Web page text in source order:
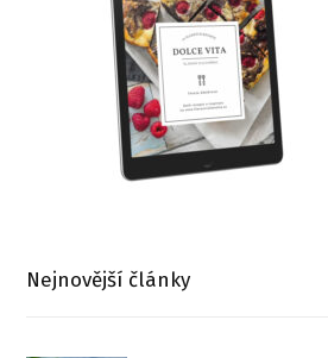
Nejnovější články